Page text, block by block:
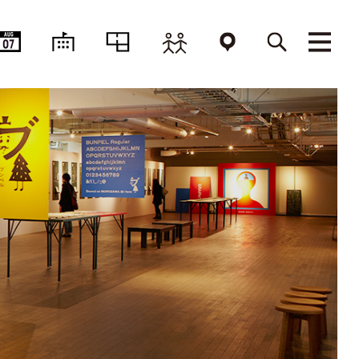
AUG
07